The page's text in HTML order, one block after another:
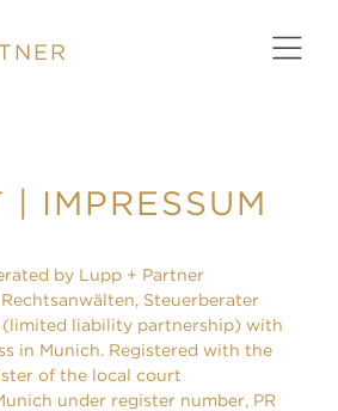
| IMPRESSUM
by Lupp + Partner
Steuerberater
liability partnership) with
in Munich. Registered with the
of the local court
under register number, PR